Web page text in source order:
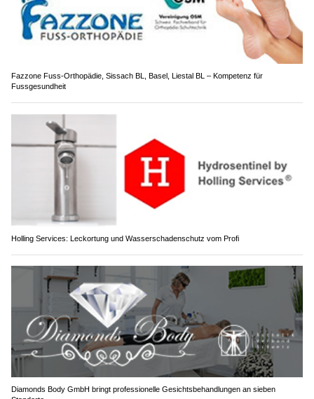
Fazzone Fuss-Orthopädie, Sissach BL, Basel, Liestal BL – Kompetenz für
Fussgesundheit
Holling Services: Leckortung und Wasserschadenschutz vom Profi
Diamonds Body GmbH bringt professionelle Gesichtsbehandlungen an sieben